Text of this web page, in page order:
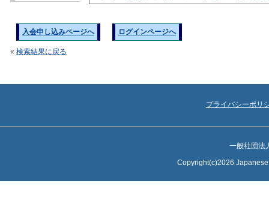
入会申し込みページへ ログインページへ
« 検索結果に戻る
プライバシーポリ
一般社団法
Copyright(c)2026